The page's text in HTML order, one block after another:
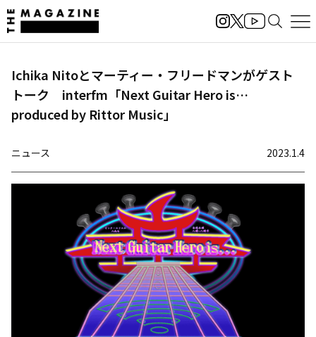
Ichika Nitoとマーティー・フリードマンがゲスト
トーク interfm「Next Guitar Hero is…
produced by Rittor Music」
ニュース 2023.1.4